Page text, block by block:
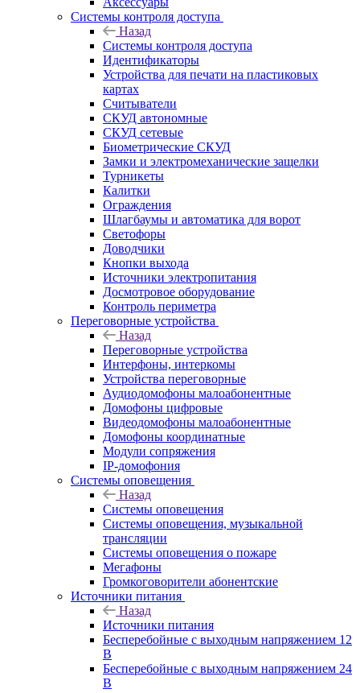
Системы контроля доступа
Назад
Системы контроля доступа
Идентификаторы
Устройства для печати на пластиковых
картах
Считыватели
СКУД автономные
СКУД сетевые
Биометрические СКУД
Замки и электромеханические защелки
Турникеты
Калитки
Ограждения
Шлагбаумы и автоматика для ворот
Светофоры
Доводчики
Кнопки выхода
Источники электропитания
Досмотровое оборудование
Контроль периметра
Переговорные устройства
Назад
Переговорные устройства
Интерфоны, интеркомы
Устройства переговорные
Аудиодомофоны малоабонентные
Домофоны цифровые
Видеодомофоны малоабонентные
Домофоны координатные
Модули сопряжения
IP-домофония
Системы оповещения
Назад
Системы оповещения
Системы оповещения, музыкальной
трансляции
Системы оповещения о пожаре
Мегафоны
Громкоговорители абонентские
Источники питания
Назад
Источники питания
Бесперебойные с выходным напряжением 12
В
Бесперебойные с выходным напряжением 24
В